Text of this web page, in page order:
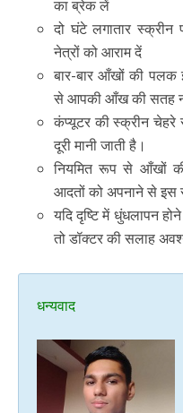
का ब्रेक लें
दो घंटे लगातार
नेत्रों को आराम दें
बार-बार आँखों की
से आपकी आँख की सतह
कंप्यूटर की स्क्रीन
दूरी मानी जाती है।
नियमित रूप से आँखों
आदतों को अपनाने से इस
यदि दृष्टि में धुंधलापन
तो डॉक्टर की सलाह
धन्यवाद